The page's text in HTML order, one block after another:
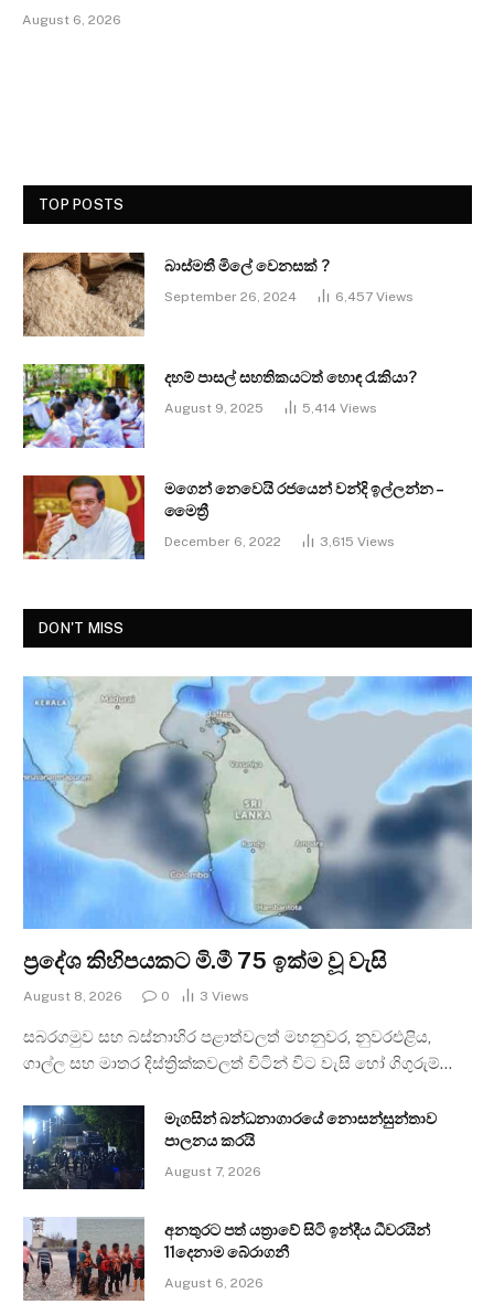
August 6, 2026
TOP POSTS
බාස්මතී මිලේ වෙනසක් ?
September 26, 2024 6,457 Views
දහම් පාසල් සහතිකයටත් හොඳ රැකියා?
August 9, 2025 5,414 Views
මගෙන් නෙවෙයි රජයෙන් වන්දි ඉල්ලන්න –
මෛත්‍රී
December 6, 2022 3,615 Views
DON'T MISS
ප්‍රදේශ කිහිපයකට මි.මී 75 ඉක්ම වූ වැසි
August 8, 2026 0 3 Views
සබරගමුව සහ බස්නාහිර පළාත්වලත් මහනුවර, නුවරඑළිය,
ගාල්ල සහ මාතර දිස්ත්‍රික්කවලත් විටින් විට වැසි හෝ ගිගුරුම්…
මැගසින් බන්ධනාගාරයේ නොසන්සුන්තාව
පාලනය කරයි
August 7, 2026
අනතුරට පත් යත්‍රාවේ සිටි ඉන්දීය ධීවරයින්
11දෙනාම බේරාගනී
August 6, 2026